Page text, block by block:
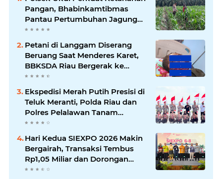
Pangan, Bhabinkamtibmas
Pantau Pertumbuhan Jagung
Petani di Desa Air Hitam
Petani di Langgam Diserang
Beruang Saat Menderes Karet,
BBKSDA Riau Bergerak ke
Lokasi
Ekspedisi Merah Putih Presisi di
Teluk Meranti, Polda Riau dan
Polres Pelalawan Tanam
Mangrove Demi Negeri
Hari Kedua SIEXPO 2026 Makin
Bergairah, Transaksi Tembus
Rp1,05 Miliar dan Dorongan
Palm Oil Institute Menguat